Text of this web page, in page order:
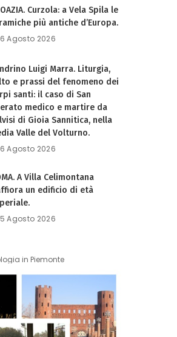
Curzola: a Vela Spila le
più antiche d’Europa.
6 Agosto 2026
Luigi Marra. Liturgia,
e prassi del fenomeno dei
santi: il caso di San
medico e martire da
di Gioia Sannitica, nella
Valle del Volturno.
6 Agosto 2026
A Villa Celimontana
un edificio di età
5 Agosto 2026
in Piemonte